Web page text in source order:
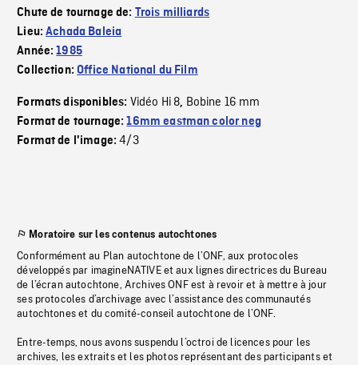
Chute de tournage de: Trois milliards
Lieu:Achada Baleia
Année:1985
Collection:Office National du Film
Formats disponibles: Vidéo Hi 8, Bobine 16 mm
Format de tournage:16mm eastman color neg
Format de l'image:4/3
Moratoire sur les contenus autochtones
Conformément au Plan autochtone de l’ONF, aux protocoles
développés par imagineNATIVE et aux lignes directrices du Bureau
de l’écran autochtone, Archives ONF est à revoir et à mettre à jour
ses protocoles d’archivage avec l’assistance des communautés
autochtones et du comité-conseil autochtone de l’ONF.
Entre-temps, nous avons suspendu l’octroi de licences pour les
archives, les extraits et les photos représentant des participants et